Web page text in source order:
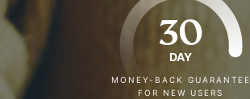
30
DAY
MONEY-BACK GUARANTEE
FOR NEW USERS